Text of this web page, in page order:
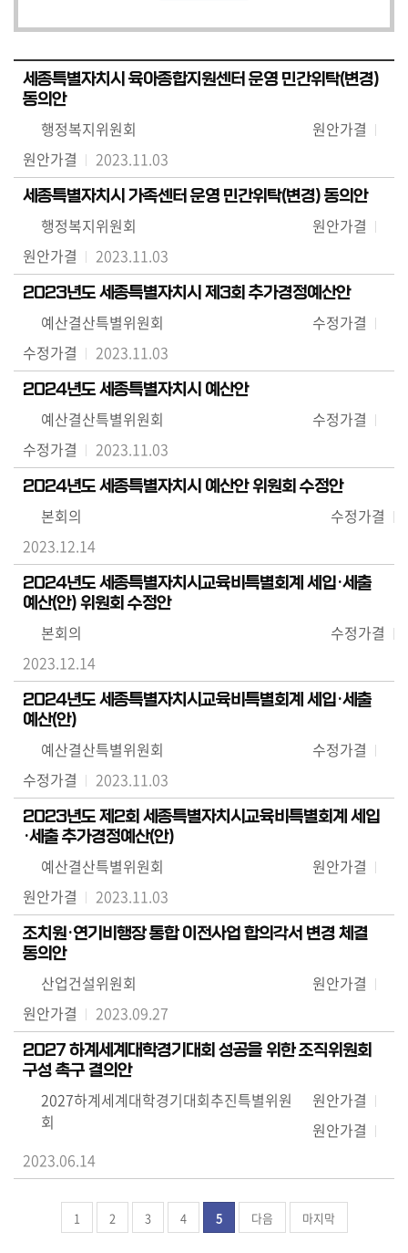
세종특별자치시 육아종합지원센터 운영 민간위탁(변경)
동의안
행정복지위원회
원안가결
원안가결
2023.11.03
세종특별자치시 가족센터 운영 민간위탁(변경) 동의안
행정복지위원회
원안가결
원안가결
2023.11.03
2023년도 세종특별자치시 제3회 추가경정예산안
예산결산특별위원회
수정가결
수정가결
2023.11.03
2024년도 세종특별자치시 예산안
예산결산특별위원회
수정가결
수정가결
2023.11.03
2024년도 세종특별자치시 예산안 위원회 수정안
본회의
수정가결
2023.12.14
2024년도 세종특별자치시교육비특별회계 세입·세출
예산(안) 위원회 수정안
본회의
수정가결
2023.12.14
2024년도 세종특별자치시교육비특별회계 세입·세출
예산(안)
예산결산특별위원회
수정가결
수정가결
2023.11.03
2023년도 제2회 세종특별자치시교육비특별회계 세입
·세출 추가경정예산(안)
예산결산특별위원회
원안가결
원안가결
2023.11.03
조치원·연기비행장 통합 이전사업 합의각서 변경 체결
동의안
산업건설위원회
원안가결
원안가결
2023.09.27
2027 하계세계대학경기대회 성공을 위한 조직위원회
구성 촉구 결의안
2027하계세계대학경기대회추진특별위원
회
원안가결
원안가결
2023.06.14
1 2 3 4 5 다음 마지막